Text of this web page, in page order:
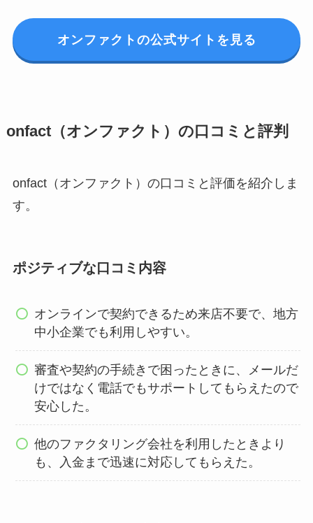
オンファクトの公式サイトを見る
onfact（オンファクト）の口コミと評判
onfact（オンファクト）の口コミと評価を紹介しま
す。
ポジティブな口コミ内容
オンラインで契約できるため来店不要で、地方
中小企業でも利用しやすい。
審査や契約の手続きで困ったときに、メールだ
けではなく電話でもサポートしてもらえたので
安心した。
他のファクタリング会社を利用したときより
も、入金まで迅速に対応してもらえた。